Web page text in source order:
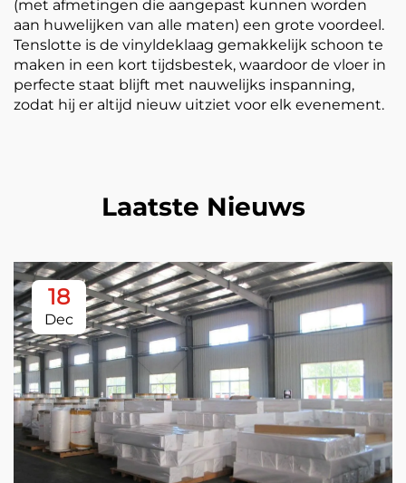
(met afmetingen die aangepast kunnen worden
aan huwelijken van alle maten) een grote voordeel.
Tenslotte is de vinyldeklaag gemakkelijk schoon te
maken in een kort tijdsbestek, waardoor de vloer in
perfecte staat blijft met nauwelijks inspanning,
zodat hij er altijd nieuw uitziet voor elk evenement.
Laatste Nieuws
18
Dec